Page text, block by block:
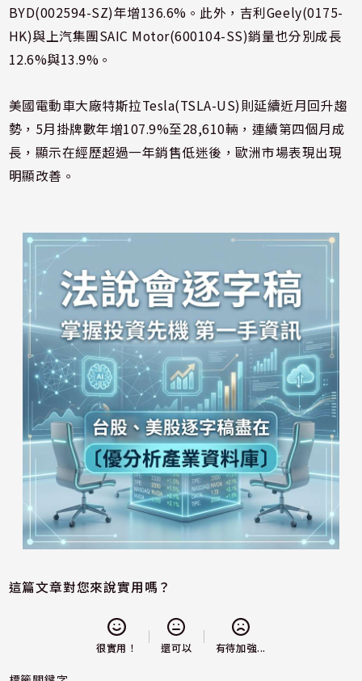
BYD(002594-SZ)年增136.6%。此外，吉利Geely(0175-
HK)與上汽集團SAIC Motor(600104-SS)銷量也分別成長
12.6%與13.9%。
美國電動車大廠特斯拉Tesla(TSLA-US)則延續近月回升趨
勢，5月掛牌數年增107.9%至28,610輛，連續第四個月成
長，顯示在經歷超過一年銷售低迷後，歐洲市場表現出現
明顯改善。
這篇文章對您來說實用嗎？
很實用！ 還可以 有待加強...